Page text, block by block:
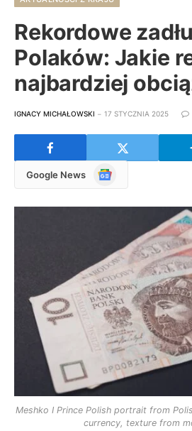
Rekordowe
Polaków: Jakie
najbardziej
IGNACY MICHAŁOWSKI 17 STYCZNIA 2025
Google News
Google
Meshko I Prince Polish portrait from
currency, texture from